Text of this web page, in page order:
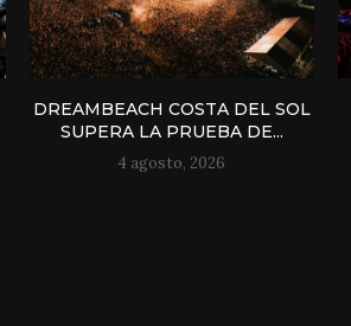
DREAMBEACH COSTA DEL SOL
SUPERA LA PRUEBA DE...
4 agosto, 2026